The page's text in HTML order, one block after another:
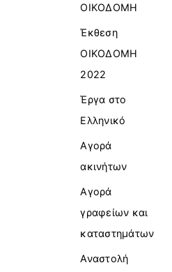
ΟΙΚΟΔΟΜΗ
Έκθεση
ΟΙΚΟΔΟΜΗ
2022
Έργα στο
Ελληνικό
Αγορά
ακινήτων
Αγορά
γραφείων και
καταστημάτων
Αναστολή